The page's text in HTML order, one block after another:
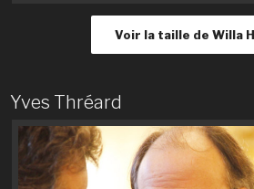
Voir la taille de Willa
Yves Thréard